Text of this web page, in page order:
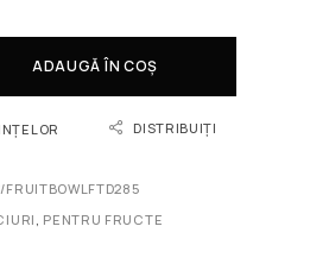
ADAUGĂ ÎN COȘ
DISTRIBUIȚI
PENTRU FRUCTE